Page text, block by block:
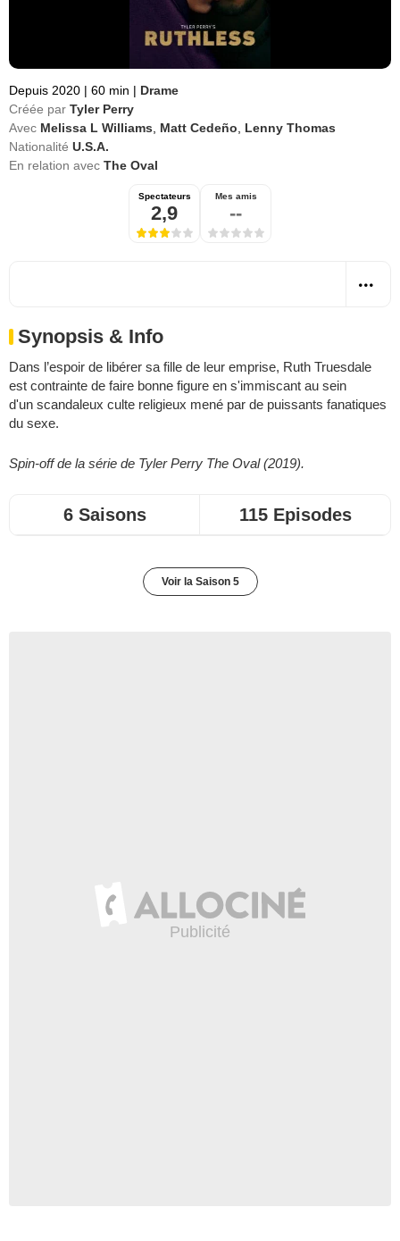
Depuis 2020 | 60 min | Drame
Créée par Tyler Perry
Avec Melissa L Williams Matt Cedeño
Lenny Thomas
Nationalité U.S.A.
En relation avec The Oval
Spectateurs
2,9
Mes amis
--
Synopsis & Info
Dans l’espoir de libérer sa fille de leur emprise, Ruth Truesdale
est contrainte de faire bonne figure en s'immiscant au sein
d'un scandaleux culte religieux mené par de puissants fanatiques
du sexe.
Spin-off de la série de Tyler Perry The Oval (2019).
6 Saisons 115 Episodes
Voir la Saison 5